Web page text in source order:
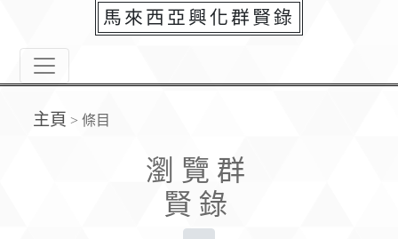
馬來西亞興化群賢錄
主頁 >條目
瀏覽群
賢錄